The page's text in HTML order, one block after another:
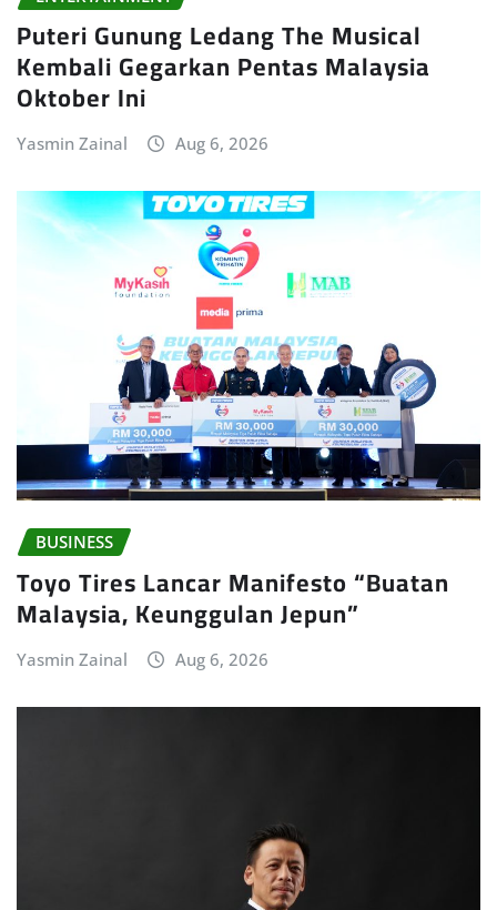
Puteri Gunung Ledang The Musical
Kembali Gegarkan Pentas Malaysia
Oktober Ini
Yasmin Zainal Aug 6, 2026
BUSINESS
Toyo Tires Lancar Manifesto “Buatan
Malaysia, Keunggulan Jepun”
Yasmin Zainal Aug 6, 2026